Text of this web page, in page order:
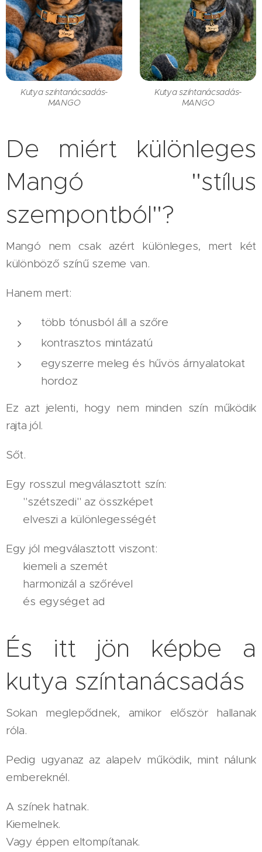
Kutya színtanácsadás-
MANGO
Kutya színtanácsadás-
MANGO
De miért különleges
Mangó "stílus
szempontból"?
Mangó nem csak azért különleges, mert két
különböző színű szeme van.
Hanem mert:
több tónusból áll a szőre
kontrasztos mintázatú
egyszerre meleg és hűvös árnyalatokat
hordoz
Ez azt jelenti, hogy nem minden szín működik
rajta jól.
Sőt.
Egy rosszul megválasztott szín:
👉 "szétszedi" az összképet
👉 elveszi a különlegességét
Egy jól megválasztott viszont:
👉 kiemeli a szemét
👉 harmonizál a szőrével
👉 és egységet ad
És itt jön képbe a
kutya színtanácsadás
Sokan meglepődnek, amikor először hallanak
róla.
Pedig ugyanaz az alapelv működik, mint nálunk
embereknél.
A színek hatnak.
Kiemelnek.
Vagy éppen eltompítanak.